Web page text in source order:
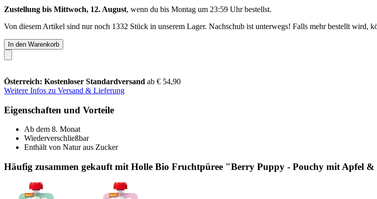
Zustellung bis Mittwoch, 12. August, wenn du bis Montag um 23:59 Uhrbestellst.
Von diesem Artikel sind nur noch 1332 Stück in unserem Lager. Nachschub ist unterwegs! Falls mehr bestellt wird,
In den Warenkorb
Österreich: Kostenloser Standardversand ab € 54,90
Weitere Infos zu Versand & Lieferung
Eigenschaften und Vorteile
Ab dem 8. Monat
Wiederverschließbar
Enthält von Natur aus Zucker
Häufig zusammen gekauft mit Holle Bio Fruchtpüree "Berry Puppy - Pouchy mit Apfel